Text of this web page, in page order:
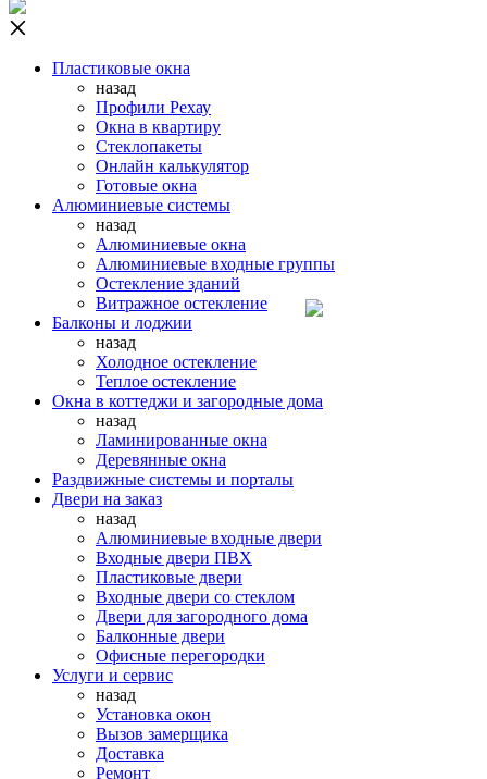
Пластиковые окна
назад
Профили Рехау
Окна в квартиру
Стеклопакеты
Онлайн калькулятор
Готовые окна
Алюминиевые системы
назад
Алюминиевые окна
Алюминиевые входные группы
Остекление зданий
Витражное остекление
Балконы и лоджии
назад
Холодное остекление
Теплое остекление
Окна в коттеджи и загородные дома
назад
Ламинированные окна
Деревянные окна
Раздвижные системы и порталы
Двери на заказ
назад
Алюминиевые входные двери
Входные двери ПВХ
Пластиковые двери
Входные двери со стеклом
Двери для загородного дома
Балконные двери
Офисные перегородки
Услуги и сервис
назад
Установка окон
Вызов замерщика
Доставка
Ремонт